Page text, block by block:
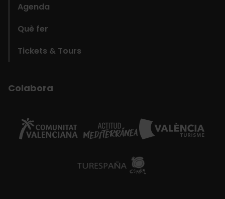
Agenda
Què fer
Tickets & Tours
Colabora